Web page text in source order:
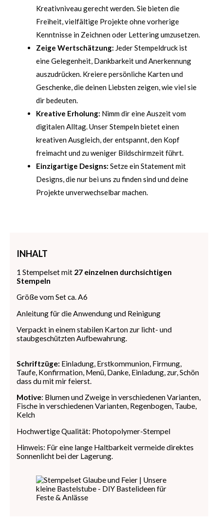
Kreativniveau gerecht werden. Sie bieten die
Freiheit, vielfältige Projekte ohne vorherige
Kenntnisse in Zeichnen oder Lettering umzusetzen.
Zeige Wertschätzung: Jeder Stempeldruck ist
eine Gelegenheit, Dankbarkeit und Anerkennung
auszudrücken. Kreiere persönliche Karten und
Geschenke, die deinen Liebsten zeigen, wie viel sie
dir bedeuten.
Kreative Erholung: Nimm dir eine Auszeit vom
digitalen Alltag. Unser Stempeln bietet einen
kreativen Ausgleich, der entspannt, den Kopf
freimacht und zu weniger Bildschirmzeit führt.
Einzigartige Designs: Setze ein Statement mit
Designs, die nur bei uns zu finden sind und deine
Projekte unverwechselbar machen.
INHALT
1 Stempelset mit27 einzelnen durchsichtigen
Stempeln
Größe vom Set ca. A6
Anleitung für die Anwendung und Reinigung
Verpackt in einem stabilen Karton zur licht- und
staubgeschützten Aufbewahrung.
Schriftzüge:Einladung, Erstkommunion, Firmung,
Taufe, Konfirmation, Menü, Danke, Einladung, zur, Schön
dass du mit mir feierst.
Motive: Blumen und Zweige in verschiedenen Varianten,
Fische in verschiedenen Varianten, Regenbogen, Taube,
Kelch
Hochwertige Qualität: Photopolymer-Stempel
Hinweis: Für eine lange Haltbarkeit vermeide direktes
Sonnenlicht bei der Lagerung.